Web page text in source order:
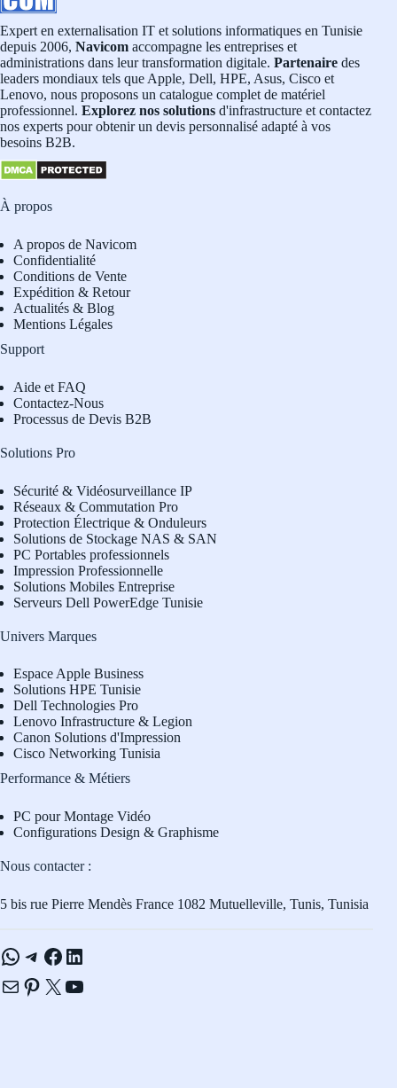
Expert en externalisation IT et solutions informatiques en Tunisie
depuis 2006, Navicom accompagne les entreprises et
administrations dans leur transformation digitale. Partenaire des
leaders mondiaux tels que Apple, Dell, HPE, Asus, Cisco et
Lenovo, nous proposons un catalogue complet de matériel
professionnel. Explorez nos solutions d'infrastructure et contactez
nos experts pour obtenir un devis personnalisé adapté à vos
besoins B2B.
À propos
A propos de Navicom
Confidentialité
Conditions de Vente
Expédition & Retour
Actualités & Blog
Mentions Légales
Support
Aide et FAQ
Contactez-Nous
Processus de Devis B2B
Solutions Pro
Sécurité & Vidéosurveillance IP
Réseaux & Commutation Pro
Protection Électrique & Onduleurs
Solutions de Stockage NAS & SAN
PC Portables professionnels
Impression Professionnelle
Solutions Mobiles Entreprise
Serveurs Dell PowerEdge Tunisie
Univers Marques
Espace Apple Business
Solutions HPE Tunisie
Dell Technologies Pro
Lenovo Infrastructure & Legion
Canon Solutions d'Impression
Cisco Networking Tunisia
Performance & Métiers
PC pour Montage Vidéo
Configurations Design & Graphisme
Nous contacter :
5 bis rue Pierre Mendès France 1082 Mutuelleville, Tunis, Tunisia
WhatsApp
Telegram
Facebook
LinkedIn
E-mailPinterest
X YouTube